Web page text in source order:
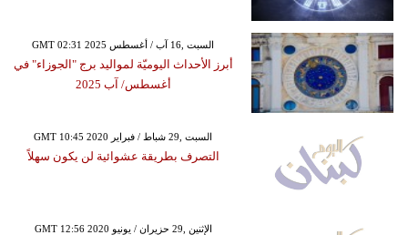
GMT 02:31 2025 السبت ,16 آب / أغسطس
أبرز الأحداث اليوميّة لمواليد برج "الجوزاء" في
أغسطس/ آب 2025
GMT 10:45 2020 السبت ,29 شباط / فبراير
التصرف بطريقة عشوائية لن يكون سهلاً
GMT 12:56 2020 الإثنين ,29 حزيران / يونيو